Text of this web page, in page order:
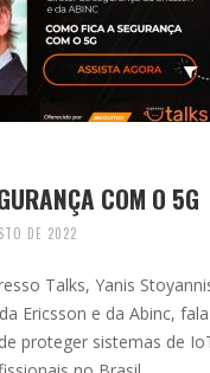
COM O 5G
DE 2022
Talks, Yanis
Ericsson e da Abinc, fala
proteger sistemas de